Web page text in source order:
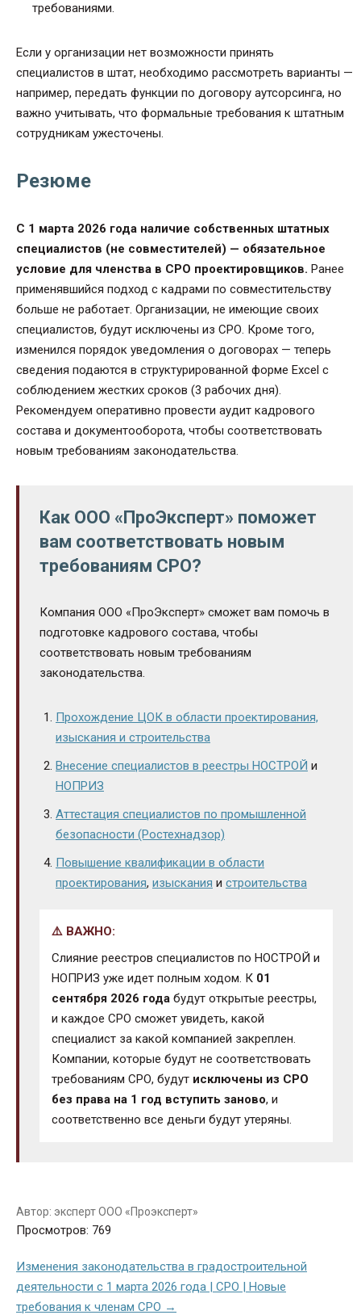
требованиями.
Если у организации нет возможности принять
специалистов в штат, необходимо рассмотреть варианты —
например, передать функции по договору аутсорсинга, но
важно учитывать, что формальные требования к штатным
сотрудникам ужесточены.
Резюме
С 1 марта 2026 года наличие собственных штатных
специалистов (не совместителей) — обязательное
условие для членства в СРО проектировщиков. Ранее
применявшийся подход с кадрами по совместительству
больше не работает. Организации, не имеющие своих
специалистов, будут исключены из СРО. Кроме того,
изменился порядок уведомления о договорах — теперь
сведения подаются в структурированной форме Excel с
соблюдением жестких сроков (3 рабочих дня).
Рекомендуем оперативно провести аудит кадрового
состава и документооборота, чтобы соответствовать
новым требованиям законодательства.
Как ООО «ПроЭксперт» поможет
вам соответствовать новым
требованиям СРО?
Компания ООО «ПроЭксперт» сможет вам помочь в
подготовке кадрового состава, чтобы
соответствовать новым требованиям
законодательства.
Прохождение ЦОК в области проектирования,
изыскания и строительства
Внесение специалистов в реестры НОСТРОЙ и
НОПРИЗ
Аттестация специалистов по промышленной
безопасности (Ростехнадзор)
Повышение квалификации в области
проектирования, изыскания и строительства
⚠️ ВАЖНО:
Слияние реестров специалистов по НОСТРОЙ и
НОПРИЗ уже идет полным ходом. К 01
сентября 2026 года будут открытые реестры,
и каждое СРО сможет увидеть, какой
специалист за какой компанией закреплен.
Компании, которые будут не соответствовать
требованиям СРО, будут исключены из СРО
без права на 1 год вступить заново, и
соответственно все деньги будут утеряны.
Автор: эксперт ООО «Проэксперт»
Просмотров: 769
Изменения законодательства в градостроительной
деятельности с 1 марта 2026 года | СРО | Новые
требования к членам СРО →